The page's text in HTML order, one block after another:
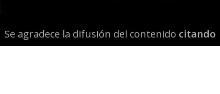
Se agradece la difusión del contenido citando
la fuente www.mapuexpress.org